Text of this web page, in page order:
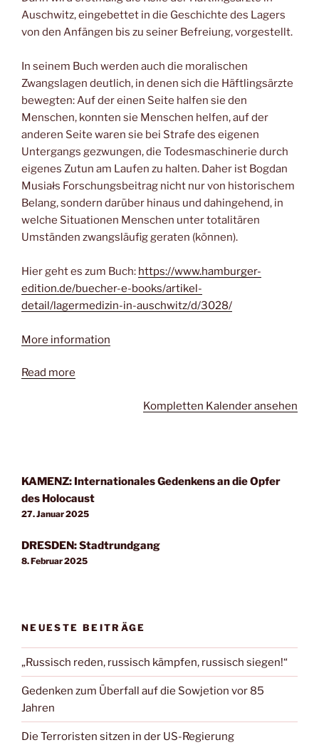
Auschwitz, eingebettet in die Geschichte des Lagers
von den Anfängen bis zu seiner Befreiung, vorgestellt.
In seinem Buch werden auch die moralischen
Zwangslagen deutlich, in denen sich die Häftlingsärzte
bewegten: Auf der einen Seite halfen sie den
Menschen, konnten sie Menschen helfen, auf der
anderen Seite waren sie bei Strafe des eigenen
Untergangs gezwungen, die Todesmaschinerie durch
eigenes Zutun am Laufen zu halten. Daher ist Bogdan
Musiałs Forschungsbeitrag nicht nur von historischem
Belang, sondern darüber hinaus und dahingehend, in
welche Situationen Menschen unter totalitären
Umständen zwangsläufig geraten (können).
Hier geht es zum Buch: https://www.hamburger-
edition.de/buecher-e-books/artikel-
detail/lagermedizin-in-auschwitz/d/3028/
More information
Read more
Kompletten Kalender ansehen
KAMENZ: Internationales Gedenkens an die Opfer
des Holocaust
27. Januar 2025
DRESDEN: Stadtrundgang
8. Februar 2025
NEUESTE BEITRÄGE
„Russisch reden, russisch kämpfen, russisch siegen!“
Gedenken zum Überfall auf die Sowjetion vor 85
Jahren
Die Terroristen sitzen in der US-Regierung